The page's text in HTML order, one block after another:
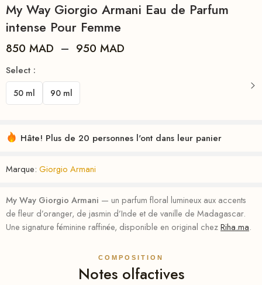
My Way Giorgio Armani Eau de Parfum
intense Pour Femme
850 MAD – 950 MAD
Select :
50 ml 90 ml
Hâte! Plus de 20 personnes l'ont dans leur panier
Marque: Giorgio Armani
My Way Giorgio Armani — un parfum floral lumineux aux accents
de fleur d’oranger, de jasmin d’Inde et de vanille de Madagascar.
Une signature féminine raffinée, disponible en original chezRiha.ma.
COMPOSITION
Notes olfactives